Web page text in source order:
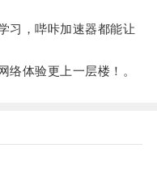
，哔咔加速器都能让
体验更上一层楼！。